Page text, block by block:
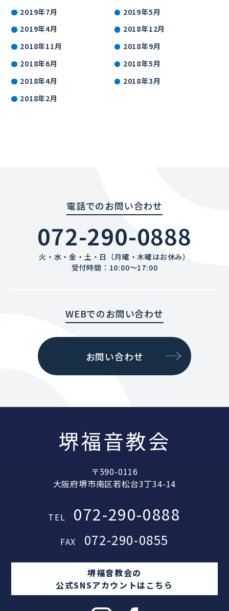
2019年7月
2019年5月
2019年4月
2018年12月
2018年11月
2018年9月
2018年6月
2018年5月
2018年4月
2018年3月
2018年2月
電話でのお問い合わせ
072-290-0888
火・水・金・土・日（月曜・木曜はお休み）
受付時間：10:00〜17:00
WEBでのお問い合わせ
お問い合わせ
堺福音教会
〒590-0116
大阪府堺市南区若松台3丁34-14
TEL 072-290-0888
FAX 072-290-0855
堺福音教会の
公式SNSアカウントはこちら